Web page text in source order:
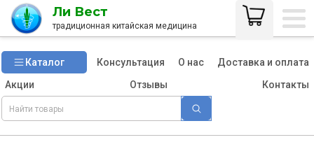
Ли Вест
традиционная китайская медицина
Каталог Консультация О нас
Доставка и оплата
Акции
Отзывы Контакты